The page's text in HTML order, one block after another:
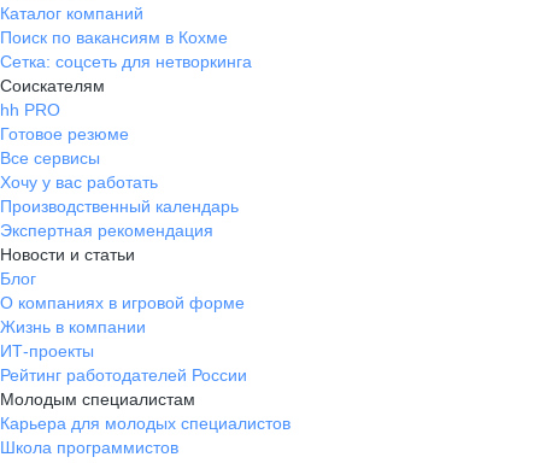
Каталог компаний
Поиск по вакансиям в Кохме
Сетка: соцсеть для нетворкинга
Соискателям
hh PRO
Готовое резюме
Все сервисы
Хочу у вас работать
Производственный календарь
Экспертная рекомендация
Новости и статьи
Блог
О компаниях в игровой форме
Жизнь в компании
ИТ-проекты
Рейтинг работодателей России
Молодым специалистам
Карьера для молодых специалистов
Школа программистов